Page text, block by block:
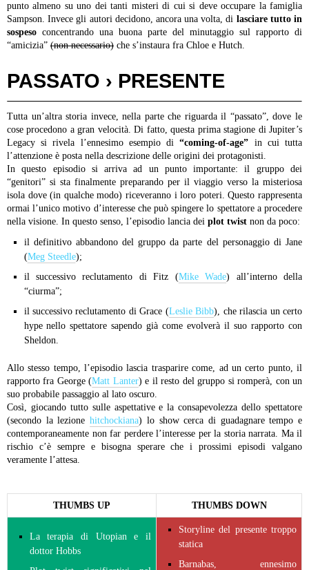
punto almeno su uno dei tanti misteri di cui si deve occupare la famiglia
Sampson. Invece gli autori decidono, ancora una volta, di lasciare tutto in
sospeso concentrando una buona parte del minutaggio sul rapporto di
“amicizia” (non necessario) che s’instaura fra Chloe e Hutch.
PASSATO › PRESENTE
Tutta un’altra storia invece, nella parte che riguarda il “passato”, dove le
cose procedono a gran velocità. Di fatto, questa prima stagione di Jupiter’s
Legacy si rivela l’ennesimo esempio di“coming-of-age” in cui tutta
l’attenzione è posta nella descrizione delle origini dei protagonisti.
In questo episodio si arriva ad un punto importante: il gruppo dei
“genitori” si sta finalmente preparando per il viaggio verso la misteriosa
isola dove (in qualche modo) riceveranno i loro poteri. Questo rappresenta
ormai l’unico motivo d’interesse che può spingere lo spettatore a procedere
nella visione. In questo senso, l’episodio lancia dei plot twist non da poco:
il definitivo abbandono del gruppo da parte del personaggio di Jane
(Meg Steedle);
il successivo reclutamento di Fitz (Mike Wade) all’interno della
“ciurma”;
il successivo reclutamento di Grace (Leslie Bibb), che rilascia un certo
hype nello spettatore sapendo già come evolverà il suo rapporto con
Sheldon.
Allo stesso tempo, l’episodio lascia trasparire come, ad un certo punto, il
rapporto fra George (Matt Lanter) e il resto del gruppo si romperà, con un
suo probabile passaggio al lato oscuro.
Così, giocando tutto sulle aspettative e la consapevolezza dello spettatore
(secondo la lezionehitchockiana) lo show cerca di guadagnare tempo e
contemporaneamente non far perdere l’interesse per la storia narrata. Ma il
rischio c’è sempre e bisogna sperare che i prossimi episodi valgano
veramente l’attesa.
THUMBS UP THUMBS DOWN
La terapia di Utopian e il
dottor Hobbs
Storyline del presente troppo
statica
Barnabas, ennesimo